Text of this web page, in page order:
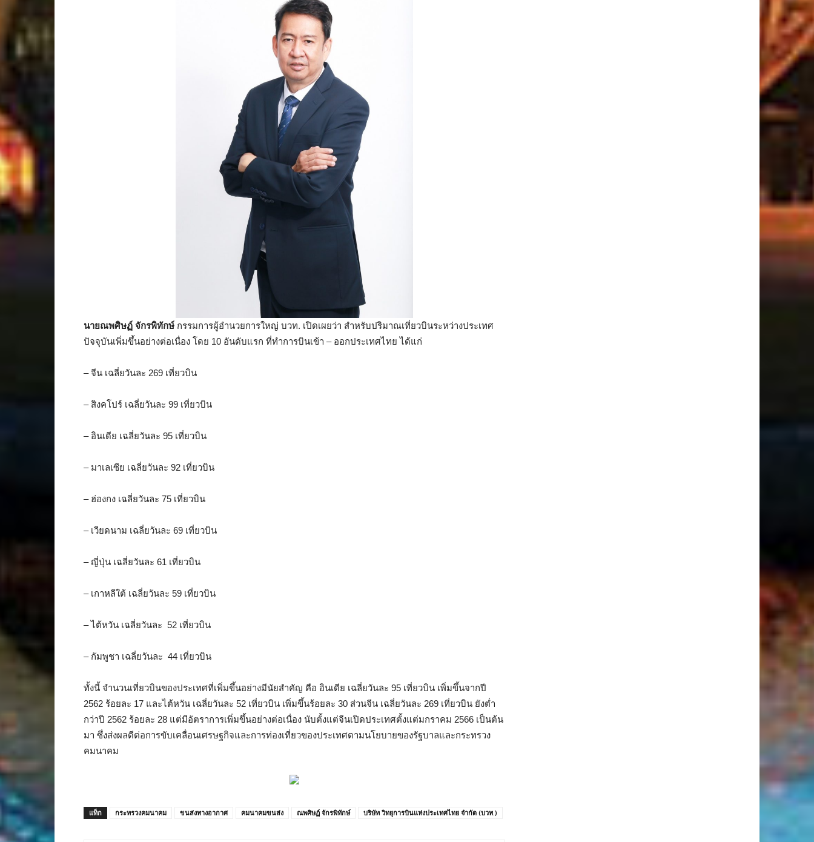
นายณพศิษฏ์ จักรพิทักษ์ กรรมการผู้อำนวยการใหญ่ บวท. เปิดเผยว่า สำหรับปริมาณเที่ยวบินระหว่างประเทศ
ปัจจุบันเพิ่มขึ้นอย่างต่อเนื่อง โดย 10 อันดับแรก ที่ทำการบินเข้า – ออกประเทศไทย ได้แก่
– จีน เฉลี่ยวันละ 269 เที่ยวบิน
– สิงคโปร์ เฉลี่ยวันละ 99 เที่ยวบิน
– อินเดีย เฉลี่ยวันละ 95 เที่ยวบิน
– มาเลเซีย เฉลี่ยวันละ 92 เที่ยวบิน
– ฮ่องกง เฉลี่ยวันละ 75 เที่ยวบิน
– เวียดนาม เฉลี่ยวันละ 69 เที่ยวบิน
– ญี่ปุ่น เฉลี่ยวันละ 61 เที่ยวบิน
– เกาหลีใต้ เฉลี่ยวันละ 59 เที่ยวบิน
– ไต้หวัน เฉลี่ยวันละ 52 เที่ยวบิน
– กัมพูชา เฉลี่ยวันละ 44 เที่ยวบิน
ทั้งนี้ จำนวนเที่ยวบินของประเทศที่เพิ่มขึ้นอย่างมีนัยสำคัญ คือ อินเดีย เฉลี่ยวันละ 95 เที่ยวบิน เพิ่มขึ้นจากปี
2562 ร้อยละ 17 และไต้หวัน เฉลี่ยวันละ 52 เที่ยวบิน เพิ่มขึ้นร้อยละ 30 ส่วนจีน เฉลี่ยวันละ 269 เที่ยวบิน ยังต่ำ
กว่าปี 2562 ร้อยละ 28 แต่มีอัตราการเพิ่มขึ้นอย่างต่อเนื่อง นับตั้งแต่จีนเปิดประเทศตั้งแต่มกราคม 2566 เป็นต้น
มา ซึ่งส่งผลดีต่อการขับเคลื่อนเศรษฐกิจและการท่องเที่ยวของประเทศตามนโยบายของรัฐบาลและกระทรวง
คมนาคม
แท็ก กระทรวงคมนาคม ขนส่งทางอากาศ คมนาคมขนส่ง ณพศิษฏ์ จักรพิทักษ์ บริษัท วิทยุการบินแห่งประเทศไทย จำกัด (บวท.)